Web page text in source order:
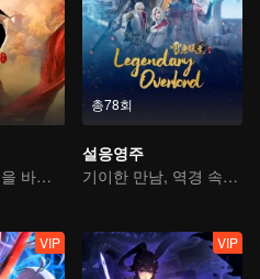
역전하여 운명을 바꾸다, 서유기를 소재로 한 고전 선협물
총78회
설응영주
기이한 만남, 역경 속에서 다시 살아난 소년
VIP VIP